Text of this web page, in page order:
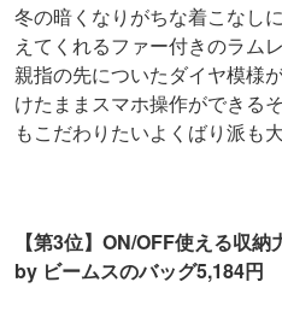
冬の暗くなりがちな着こなし
えてくれるファー付きのラム
親指の先についたダイヤ模様
けたままスマホ操作ができる
もこだわりたいよくばり派も
【第3位】ON/OFF使える収
by ビームスのバッグ5,184円